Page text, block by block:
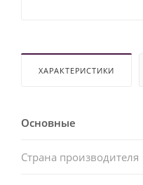
ХАРАКТЕРИСТИКИ
Основные
Страна производителя